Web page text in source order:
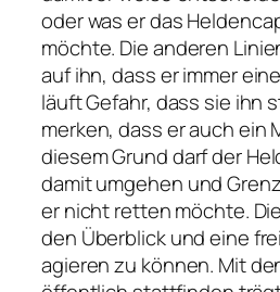
oder was er das
möchte. Die anderen
auf ihn, dass er immer
läuft Gefahr, dass sie ihn
merken, dass er auch ein
diesem Grund darf der
damit umgehen und
er nicht retten möchte.
den Überblick und eine
agieren zu können. Mit